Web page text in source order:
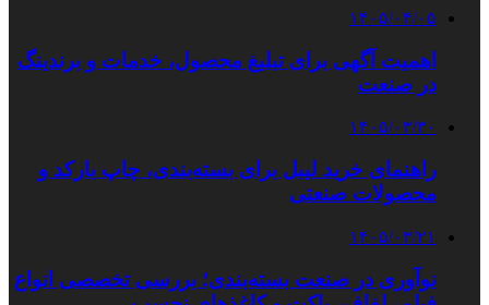
۱۴۰۵/۰۴/۰۵
اهمیت آگهی برای تبلیغ محصول، خدمات و برندینگ
در صنعت
۱۴۰۵/۰۳/۳۰
راهنمای خرید لیبل برای بسته‌بندی، چاپ بارکد و
محصولات صنعتی
۱۴۰۵/۰۳/۲۱
نوآوری در صنعت بسته‌بندی؛ بررسی تخصصی انواع